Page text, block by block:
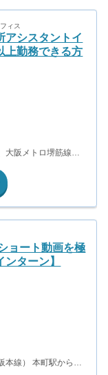
ィス
アシスタントイ
上勤務できる方
阪メトロ堺筋線）
メトロ堺筋線、京阪
ョート動画を極
ターン】
線） 本町駅から徒